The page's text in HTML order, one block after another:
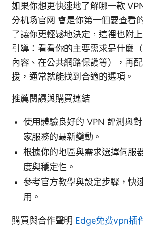
如果你想更快速地了解哪一款
分机场官网 會是你第一個要查看
了讓你更輕鬆地決定，這裡也附
引導：看看你的主要需求是什麼
內容、在公共網路保護等），再
援，通常就能找到合適的選項。
推薦閱讀與購買連結
使用體驗良好的 VPN 評測與
家服務的最新變動。
根據你的地區與需求選擇伺服
度與穩定性。
參考官方教學與設定步驟，快
用。
購買與合作聲明 Edge免费vpn插